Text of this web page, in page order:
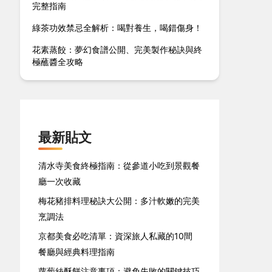
完整指南
綠茶功效禁忌全解析：喝對養生，喝錯傷身！
花素蒸餃：夢幻食譜公開、完美製作秘訣與終
極蘸醬全攻略
最新貼文
清水寺美食終極指南：從參道小吃到景觀餐
廳一次收藏
梅花豬排料理秘訣大公開：多汁軟嫩的完美
烹調法
京都美食必吃清單：資深旅人私藏的10間
餐廳與經典料理指南